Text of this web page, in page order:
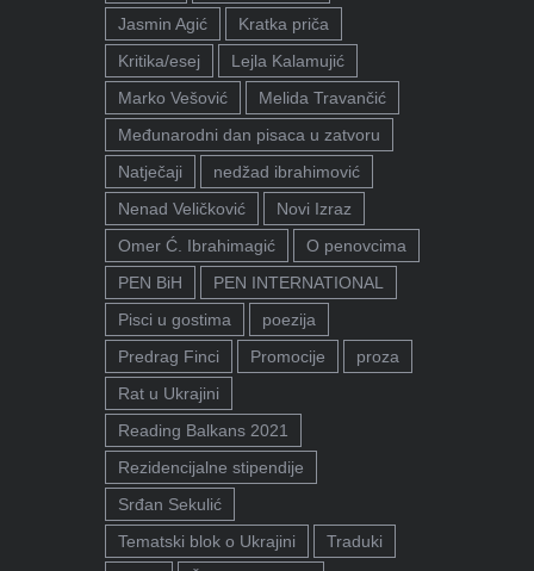
Jasmin Agić
Kratka priča
Kritika/esej
Lejla Kalamujić
Marko Vešović
Melida Travančić
Međunarodni dan pisaca u zatvoru
Natječaji
nedžad ibrahimović
Nenad Veličković
Novi Izraz
Omer Ć. Ibrahimagić
O penovcima
PEN BiH
PEN INTERNATIONAL
Pisci u gostima
poezija
Predrag Finci
Promocije
proza
Rat u Ukrajini
Reading Balkans 2021
Rezidencijalne stipendije
Srđan Sekulić
Tematski blok o Ukrajini
Traduki